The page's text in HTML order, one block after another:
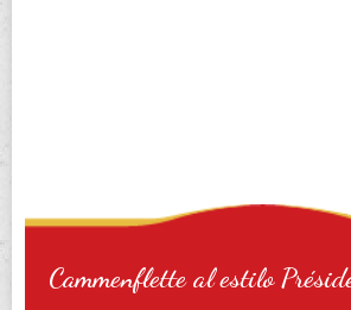
Cammenflette al estilo